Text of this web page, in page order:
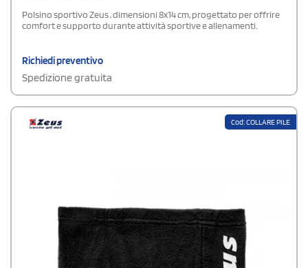
Polsino sportivo Zeus , dimensioni 8x14 cm, progettato per offrire
comfort e supporto durante attività sportive e allenamenti.
Richiedi preventivo
Spedizione gratuita
Cod: COLLARE PILE